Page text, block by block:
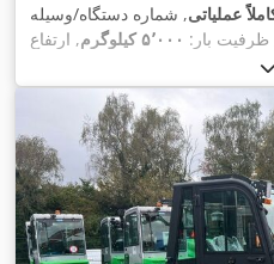
عملیاتی, شماره دستگاه/وسیله
ظرفیت بار: ۵٬۰۰۰ کیلوگرم
, ارتفاع
سازه:۲٬۳۲۰ میلی‌متر
, طول